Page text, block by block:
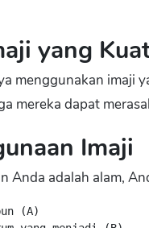
yang
menggunakan imaji
mereka dapat
Imaji
Anda adalah alam,
(A)